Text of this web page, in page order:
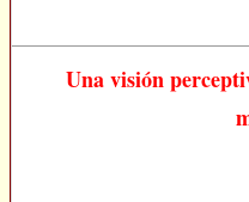
Una visión